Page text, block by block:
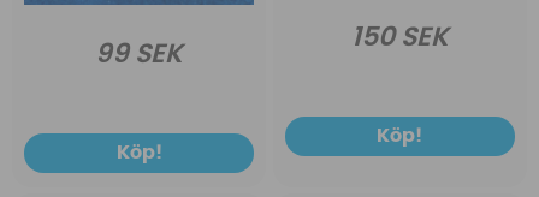
99 SEK
Köp!
150 SEK
Köp!